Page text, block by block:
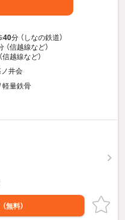
40分 （しなの鉄道）
（信越線など）
信越線など）
井会
軽量鉄骨
（無料）